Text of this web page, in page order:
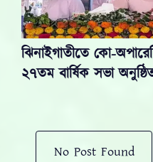
ঝিনাইগাতীতে কো-
২৭তম বার্ষিক সভা
No Post Found